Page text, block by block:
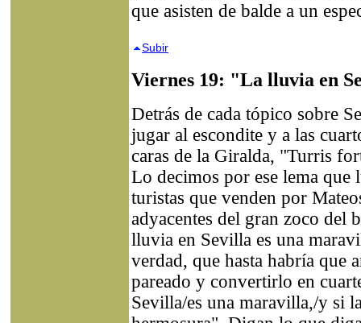
que asisten de balde a un
Subir
Viernes 19: "La lluvia en
Detrás de cada tópico sobre
jugar al escondite y a las
caras de la Giralda, "Turris
Lo decimos por ese lema que
turistas que venden por
adyacentes del gran zoco del
lluvia en Sevilla es una
verdad, que hasta habría que
pareado y convertirlo en
Sevilla/es una maravilla,/y si